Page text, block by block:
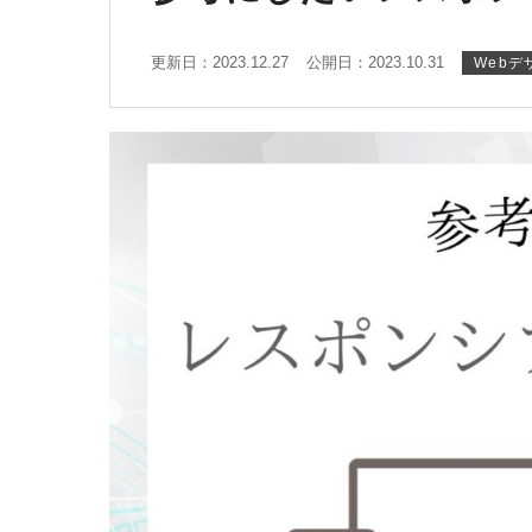
更新日：2023.12.27 公開日：2023.10.31 Webデ